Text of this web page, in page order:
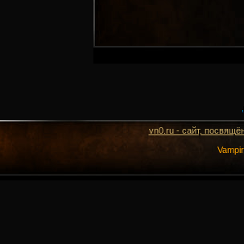
vn0.ru - сайт,